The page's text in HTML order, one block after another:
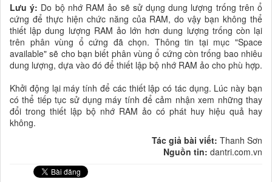
Lưu ý: Do bộ nhớ RAM ảo sẽ sử dụng dung lượng trống trên ổ
cứng để thực hiện chức năng của RAM, do vậy bạn không thể
thiết lập dung lượng RAM ảo lớn hơn dung lượng trống còn lại
trên phân vùng ổ cứng đã chọn. Thông tin tại mục "Space
available" sẽ cho bạn biết phân vùng ổ cứng còn trống bao nhiêu
dung lượng, dựa vào đó để thiết lập bộ nhớ RAM ảo cho phù hợp.
Khởi động lại máy tính để các thiết lập có tác dụng. Lúc này bạn
có thể tiếp tục sử dụng máy tính để cảm nhận xem những thay
đổi trong thiết lập bộ nhớ RAM ảo có phát huy hiệu quả hay
không.
Tác giả bài viết: Thanh Sơn
Nguồn tin: dantri.com.vn